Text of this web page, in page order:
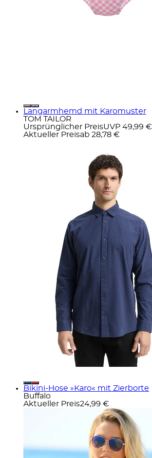
Langarmhemd mit Karomuster
TOM TAILOR
Ursprünglicher PreisUVP 49,99 €
Aktueller Preisab 28,78 €
Bikini-Hose »Karo« mit Zierborte
Buffalo
Aktueller Preis24,99 €